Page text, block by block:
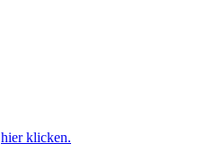
hier klicken.